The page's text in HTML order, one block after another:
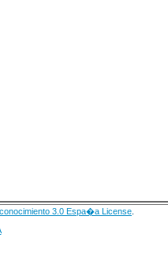
3.0 Espa�a License